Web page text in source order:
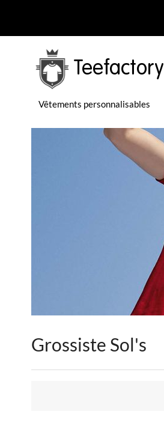
Teefactory
Vêtements personnalisables
Grossiste Sol's